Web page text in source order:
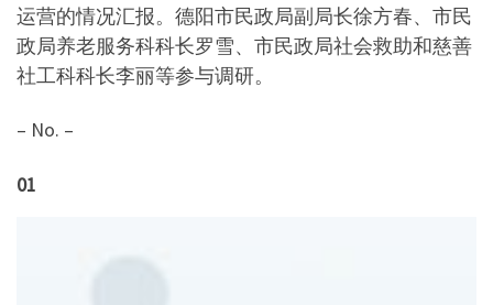
运营的情况汇报。德阳市民政局副局长徐方春、市民
政局养老服务科科长罗雪、市民政局社会救助和慈善
社工科科长李丽等参与调研。
– No. –
01